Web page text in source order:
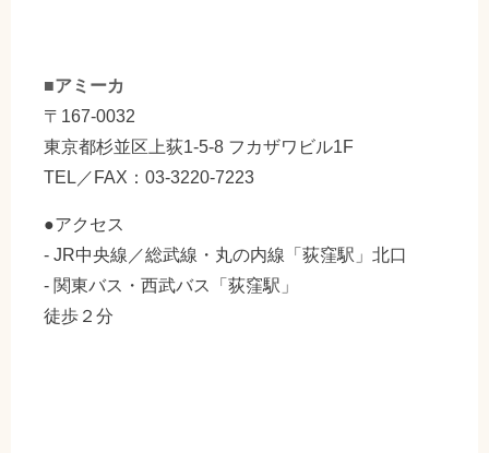
■アミーカ
〒167-0032
東京都杉並区上荻1-5-8 フカザワビル1F
TEL／FAX：03-3220-7223
●アクセス
- JR中央線／総武線・丸の内線「荻窪駅」北口
- 関東バス・西武バス「荻窪駅」
徒歩２分